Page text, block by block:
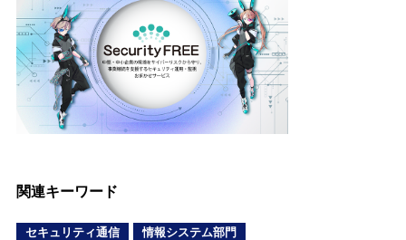
関連キーワード
セキュリティ通信 情報システム部門